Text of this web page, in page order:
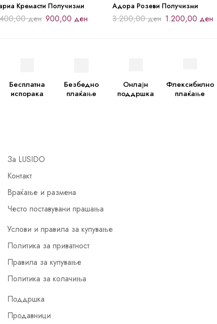
Кремасти Получизми
ден 900,00 ден
Адора Розеви Получизми
3.200,00ден 1.200,00 ден
Бесплатна
испорака
Безбедно
плаќање
Онлајн
поддршка
Флексибилно
плаќање
За LUSIDO
Контакт
Враќање и размена
Често поставувани прашања
Услови и правила за купување
Политика за приватност
Правила за купување
Политика за колачиња
Поддршка
Продавници